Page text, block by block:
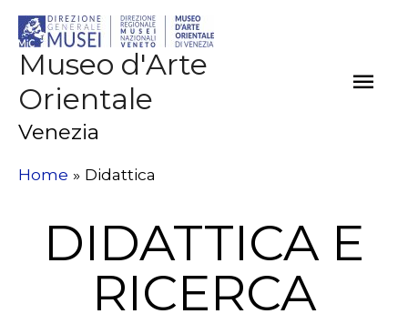
Museo d'Arte
Orientale
Venezia
Home Didattica
DIDATTICA E
RICERCA